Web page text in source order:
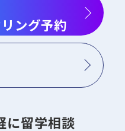
ング予約
に留学相談